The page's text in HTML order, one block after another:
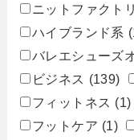
ニットファクト
ハイブランド系
バレエシューズ
ビジネス (139)
フィットネス (1)
フットケア (1)